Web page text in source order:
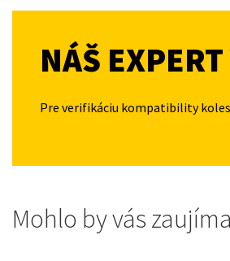
NÁŠ
Pre verifikáciu kompatibility
Mohlo by vás